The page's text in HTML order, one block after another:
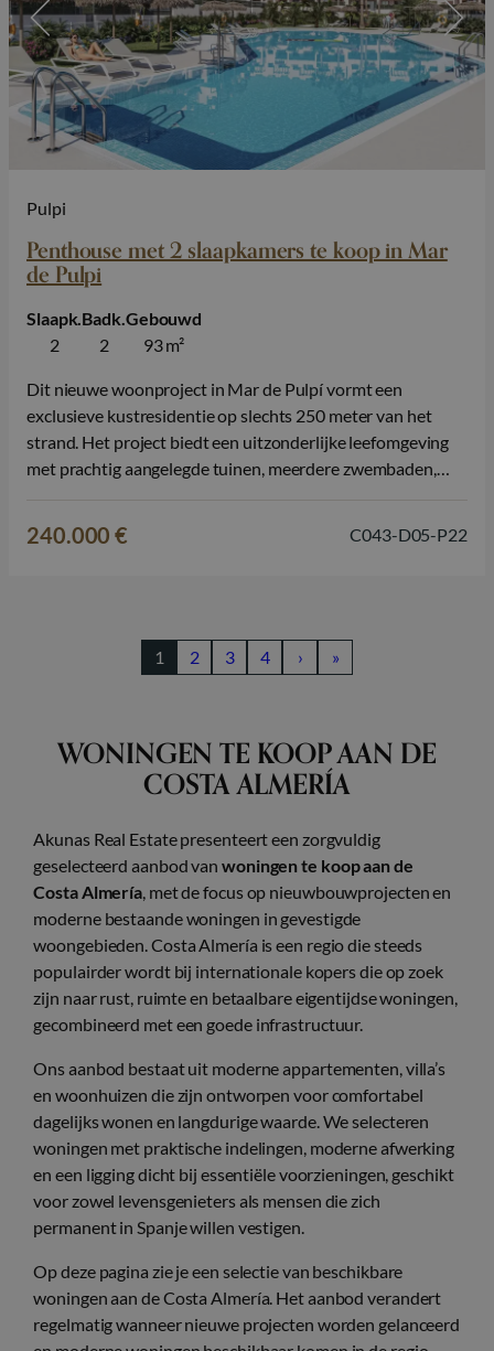
Pulpi
Penthouse met 2 slaapkamers te koop in Mar
de Pulpi
2
Slaapk.
2
Badk.
93 m²
Gebouwd
Dit nieuwe woonproject in Mar de Pulpí vormt een
exclusieve kustresidentie op slechts 250 meter van het
strand. Het project biedt een uitzonderlijke leefomgeving
met prachtig aangelegde tuinen, meerdere zwembaden,
rustige, natuurrijke omgeving, terwijl alle voorzieningen…
240.000 € C043-D05-P22
1 2 3 4 › »
WONINGEN TE KOOP AAN DE
COSTA ALMERÍA
Akunas Real Estate presenteert een zorgvuldig
geselecteerd aanbod van woningen te koop aan de
Costa Almería, met de focus op nieuwbouwprojecten en
moderne bestaande woningen in gevestigde
woongebieden. Costa Almería is een regio die steeds
populairder wordt bij internationale kopers die op zoek
zijn naar rust, ruimte en betaalbare eigentijdse woningen,
gecombineerd met een goede infrastructuur.
Ons aanbod bestaat uit moderne appartementen, villa’s
en woonhuizen die zijn ontworpen voor comfortabel
dagelijks wonen en langdurige waarde. We selecteren
woningen met praktische indelingen, moderne afwerking
en een ligging dicht bij essentiële voorzieningen, geschikt
voor zowel levensgenieters als mensen die zich
permanent in Spanje willen vestigen.
Op deze pagina zie je een selectie van beschikbare
woningen aan de Costa Almería. Het aanbod verandert
regelmatig wanneer nieuwe projecten worden gelanceerd